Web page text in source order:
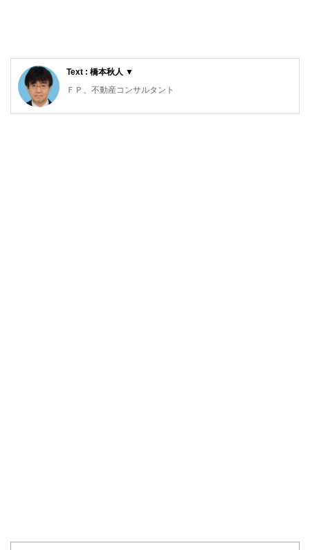
Text : 橋本秋人 ▼
ＦＰ、不動産コンサルタント
早稲田大学商学部卒業後、大手住宅メーカーに入社。３０年